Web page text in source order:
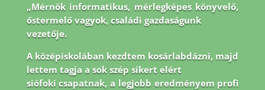
„Mérnök informatikus, mérlegképes könyvelő,
őstermelő vagyok, családi gazdaságunk
vezetője.
A középiskolában kezdtem kosárlabdázni, majd
lettem tagja a sok szép sikert elért
siófoki csapatnak, a legjobb eredményem profi